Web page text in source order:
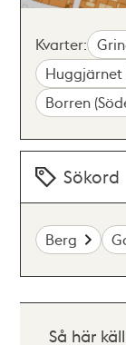
Kvarter:
Huggjärnet
Borren
Sökord
Berg
Så här